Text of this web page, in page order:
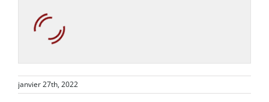
janvier 27th, 2022